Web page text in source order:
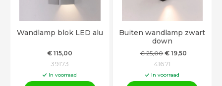
Wandlamp blok LED alu
€ 115,00
39173
In voorraad
Buiten wandlamp zwart
down
€25,00 € 19,50
41671
In voorraad